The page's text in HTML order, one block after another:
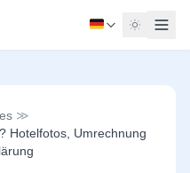
≫
Hotelfotos, Umrechnung